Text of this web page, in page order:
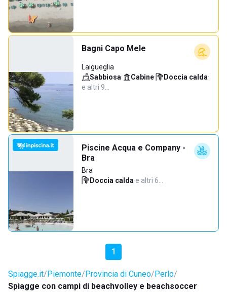
Bagni Capo Mele
Laigueglia
Sabbiosa· Cabine· Doccia calda·
e altri 9…
Piscine Acqua e Company -
Bra
Bra
Doccia calda·e altri 6…
1
Spiagge.it Piemonte Provincia di Cuneo Perlo
Spiagge con campi di beachvolley e beachsoccer